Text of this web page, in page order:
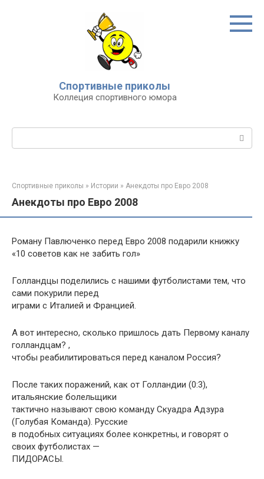
Спортивные приколы
Коллеция спортивного юмора
Спортивные приколы » Истории » Анекдоты про Евро 2008
Анекдоты про Евро 2008
Роману Павлюченко перед Евро 2008 подарили книжку
«10 советов как не забить гол»
Голландцы поделились с нашими футболистами тем, что
сами покурили перед
играми с Италией и Францией.
А вот интересно, сколько пришлось дать Первому каналу
голландцам? ,
чтобы реабилитироваться перед каналом Россия?
После таких поражений, как от Голландии (0:3),
итальянские болельщики
тактично называют свою команду Скуадра Адзура
(Голубая Команда). Русские
в подобных ситуациях более конкретны, и говорят о
своих футболистах —
ПИДОРАСЫ.